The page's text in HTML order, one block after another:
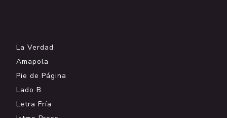
La Verdad
Amapola
Pie de Página
Lado B
Letra Fría